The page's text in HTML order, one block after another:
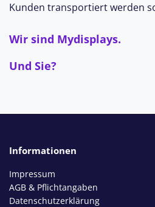
Kunden transportiert werden
Wir sind Mydisplays.
Und Sie?
Informationen
Impressum
AGB & Pflichtangaben
Datenschutzerklärung